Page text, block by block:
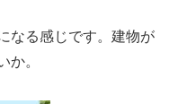
なる感じです。建物が
か。